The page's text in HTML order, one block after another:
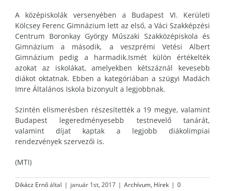
A középiskolák versenyében a Budapest VI. Kerületi
Kölcsey Ferenc Gimnázium lett az első, a Váci Szakképzési
Centrum Boronkay György Műszaki Szakközépiskola és
Gimnázium a második, a veszprémi Vetési Albert
Gimnázium pedig a harmadik.Ismét külön értékelték
azokat az iskolákat, amelyekben kétszáznál kevesebb
diákot oktatnak. Ebben a kategóriában a szügyi Madách
Imre Általános Iskola bizonyult a legjobbnak.
Szintén elismerésben részesítették a 19 megye, valamint
Budapest legeredményesebb testnevelő tanárát,
valamint díjat kaptak a legjobb diákolimpiai
rendezvények szervezői is.
(MTI)
Dikácz Ernőáltal | január 1st, 2017 | Archívum, Hírek | 0